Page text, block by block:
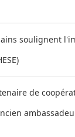
soulignent
de